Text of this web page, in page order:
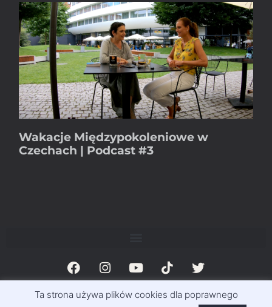
Wakacje Międzypokoleniowe w
Czechach | Podcast #3
© Magazyn Exclusive Info 2011-2023 | Exclusivemag.pl
Ta strona używa plików cookies dla poprawnego